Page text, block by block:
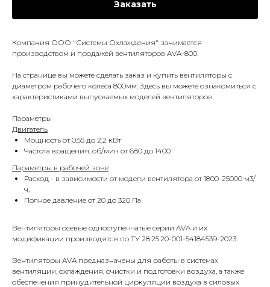
Заказать
Компания ООО "Системы Охлаждения" занимается
производством и продажей вентиляторов AVA-800.
На странице вы можете сделать заказ и купить вентиляторы с
диаметром рабочего колеса 800мм. Здесь вы можете ознакомиться с
характеристиками выпускаемых моделей вентиляторов.
Параметры
Двигатель
Мощность от 0,55 до 2,2 кВт
Частота вращения, об/мин от 680 до 1400
Параметры в рабочей зоне
Расход - в зависимости от модели вентилятора от 1800-25000 м3/
ч,
Полное давление от 20 до 320 Па
Вентиляторы осевые одноступенчатые серии AVA и их
модификации производятся по ТУ 28.25.20-001-54184539-2023.
Вентиляторы AVA предназначены для работы в системах
вентиляции, охлаждения, очистки и подготовки воздуха, а также
обеспечения принудительной циркуляции воздуха в силовых